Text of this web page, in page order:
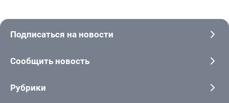
Подписаться на новости
Сообщить новость
Рубрики